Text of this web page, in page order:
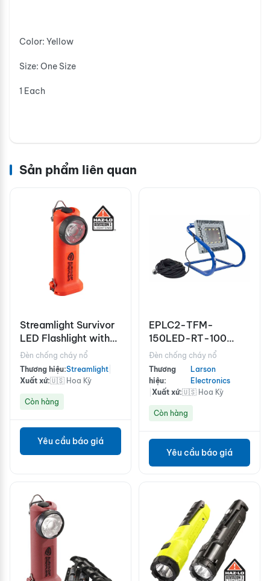
Color: Yellow
Size: One Size
1 Each
Sản phẩm liên quan
Streamlight Survivor
LED Flashlight with
Charger
Đèn chống cháy nổ
Thương hiệu:Streamlight
Xuất xứ:🇺🇸 Hoa Kỳ
Còn hàng
Yêu cầu báo giá
EPLC2-TFM-
150LED-RT-100
Explosion Proof LED
Light
Đèn chống cháy nổ
Thương
hiệu:
Larson
Electronics
Xuất xứ:🇺🇸 Hoa Kỳ
Còn hàng
Yêu cầu báo giá